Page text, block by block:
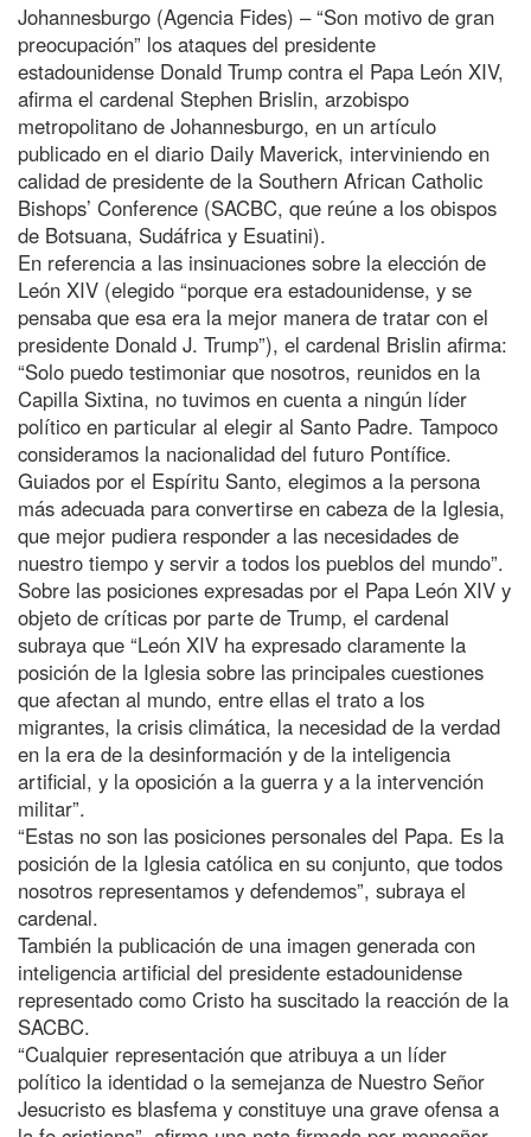
Johannesburgo (Agencia Fides) – “Son motivo de gran
preocupación” los ataques del presidente
estadounidense Donald Trump contra el Papa León XIV,
afirma el cardenal Stephen Brislin, arzobispo
metropolitano de Johannesburgo, en un artículo
publicado en el diario Daily Maverick, interviniendo en
calidad de presidente de la Southern African Catholic
Bishops’ Conference (SACBC, que reúne a los obispos
de Botsuana, Sudáfrica y Esuatini).
En referencia a las insinuaciones sobre la elección de
León XIV (elegido “porque era estadounidense, y se
pensaba que esa era la mejor manera de tratar con el
presidente Donald J. Trump”), el cardenal Brislin afirma:
“Solo puedo testimoniar que nosotros, reunidos en la
Capilla Sixtina, no tuvimos en cuenta a ningún líder
político en particular al elegir al Santo Padre. Tampoco
consideramos la nacionalidad del futuro Pontífice.
Guiados por el Espíritu Santo, elegimos a la persona
más adecuada para convertirse en cabeza de la Iglesia,
que mejor pudiera responder a las necesidades de
nuestro tiempo y servir a todos los pueblos del mundo”.
Sobre las posiciones expresadas por el Papa León XIV y
objeto de críticas por parte de Trump, el cardenal
subraya que “León XIV ha expresado claramente la
posición de la Iglesia sobre las principales cuestiones
que afectan al mundo, entre ellas el trato a los
migrantes, la crisis climática, la necesidad de la verdad
en la era de la desinformación y de la inteligencia
artificial, y la oposición a la guerra y a la intervención
militar”.
“Estas no son las posiciones personales del Papa. Es la
posición de la Iglesia católica en su conjunto, que todos
nosotros representamos y defendemos”, subraya el
cardenal.
También la publicación de una imagen generada con
inteligencia artificial del presidente estadounidense
representado como Cristo ha suscitado la reacción de la
SACBC.
“Cualquier representación que atribuya a un líder
político la identidad o la semejanza de Nuestro Señor
Jesucristo es blasfema y constituye una grave ofensa a